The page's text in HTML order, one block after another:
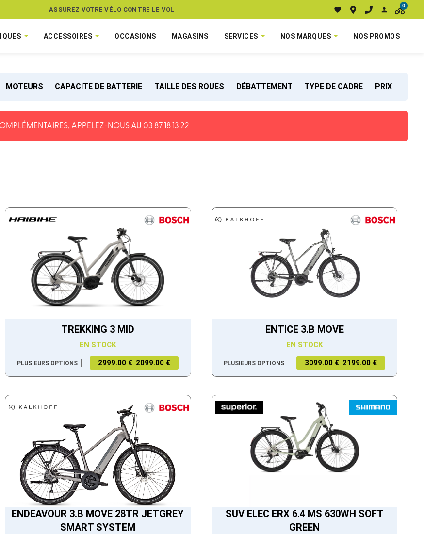
ASSUREZ VOTRE VÉLO CONTRE LE VOL 0
ACCESSOIRES OCCASIONS MAGASINS SERVICES NOS MARQUES NOS PROMOS
MOTEURS CAPACITE DE BATTERIE TAILLE DES ROUES DÉBATTEMENT TYPE DE CADRE PRIX
APPELEZ-NOUS AU 03 87 18 13 22
TREKKING 3 MID
EN STOCK
PLUSIEURS OPTIONS 2999.00 € 2099.00 €
ENTICE 3.B MOVE
EN STOCK
PLUSIEURS OPTIONS 3099.00 € 2199.00 €
ENDEAVOUR 3.B MOVE 28TR JETGREY
SMART SYSTEM
SUV ELEC ERX 6.4 MS 630WH SOFT
GREEN